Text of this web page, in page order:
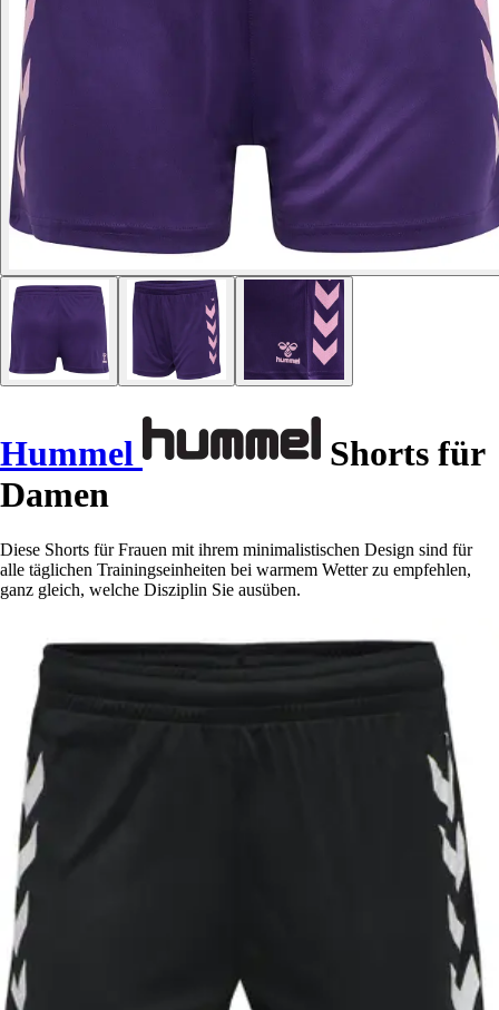
Hummel
Shorts für
Damen
Diese Shorts für Frauen mit ihrem minimalistischen Design sind für
alle täglichen Trainingseinheiten bei warmem Wetter zu empfehlen,
ganz gleich, welche Disziplin Sie ausüben.